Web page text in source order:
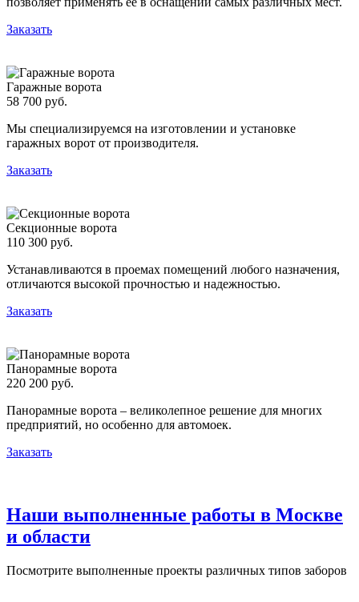
Заказать
Гаражные ворота
58 700 руб.
Мы специализируемся на изготовлении и установке
гаражных ворот от производителя.
Заказать
Секционные ворота
110 300 руб.
Устанавливаются в проемах помещений любого назначения,
отличаются высокой прочностью и надежностью.
Заказать
Панорамные ворота
220 200 руб.
Панорамные ворота – великолепное решение для многих
предприятий, но особенно для автомоек.
Заказать
Наши выполненные работы в Москве
и области
Посмотрите выполненные проекты различных типов заборов